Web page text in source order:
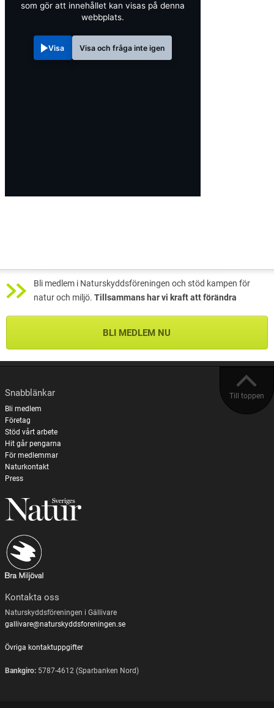
som gör att innehållet kan visas på denna
webbplats.
Visa Visa och fråga inte igen
Bli medlem i Naturskyddsföreningen och stöd kampen för
natur och miljö. Tillsammans har vi kraft att förändra
BLI MEDLEM NU
Till toppen
Snabblänkar
Bli medlem
Företag
Stöd vårt arbete
Hit går pengarna
För medlemmar
Naturkontakt
Press
Kontakta oss
Naturskyddsföreningen i Gällivare
gallivare@naturskyddsforeningen.se
Övriga kontaktuppgifter
Bankgiro:5787-4612 (Sparbanken Nord)